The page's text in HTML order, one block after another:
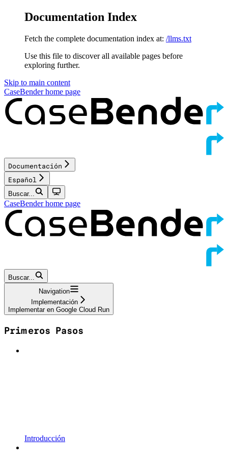
Documentation Index
Fetch the complete documentation index at: /llms.txt
Use this file to discover all available pages before
exploring further.
Skip to main content
CaseBenderhome page
Documentación
Español
Buscar...
CaseBenderhome page
Buscar...
Navigation
Implementación
Implementar en Google Cloud Run
Primeros Pasos
Introducción